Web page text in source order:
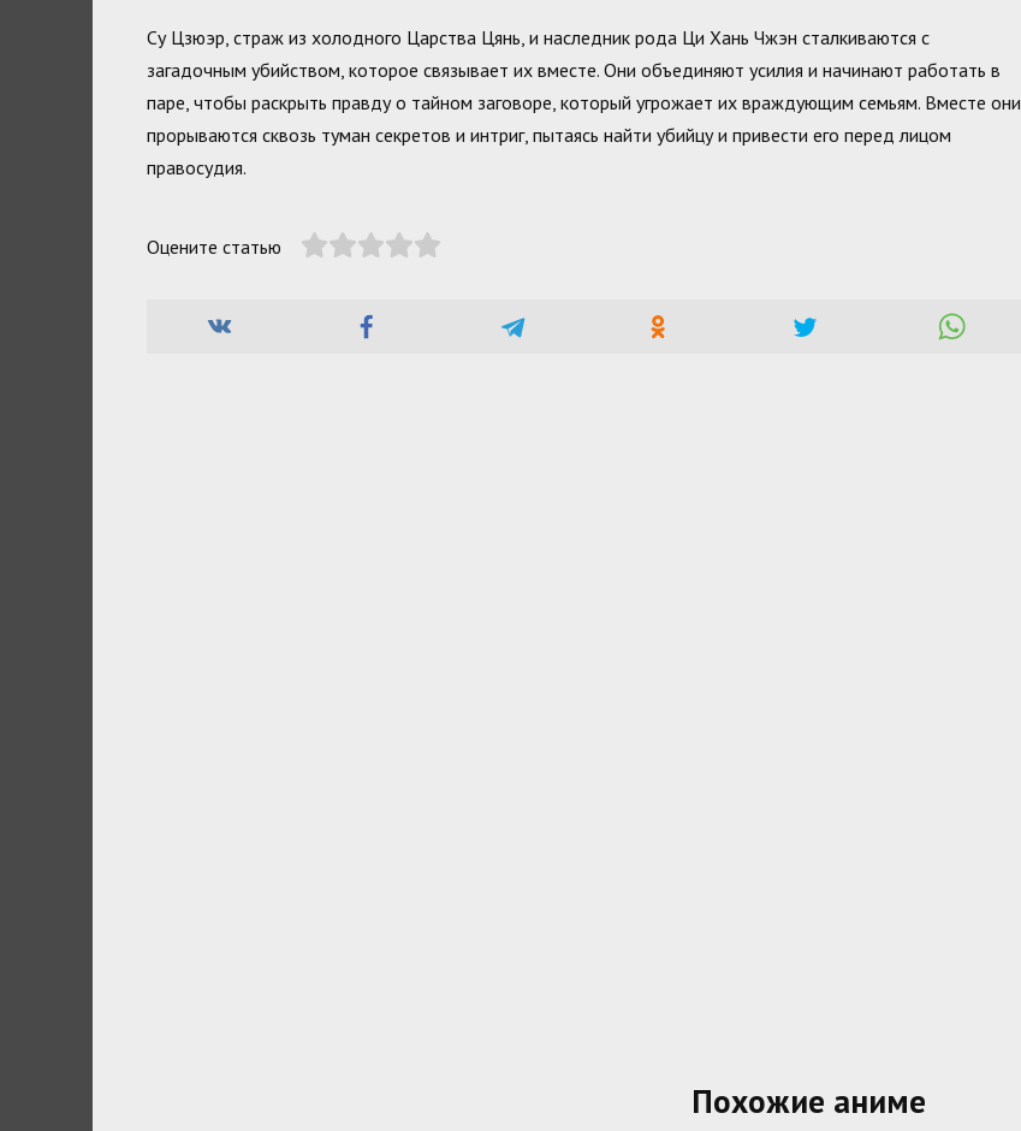
Су Цзюэр, страж из холодного Царства Цянь, и наследник рода Ци Хань Чжэн сталкиваются с
загадочным убийством, которое связывает их вместе. Они объединяют усилия и начинают работать в
паре, чтобы раскрыть правду о тайном заговоре, который угрожает их враждующим семьям. Вместе они
прорываются сквозь туман секретов и интриг, пытаясь найти убийцу и привести его перед лицом
правосудия.
Оцените статью
Похожие аниме